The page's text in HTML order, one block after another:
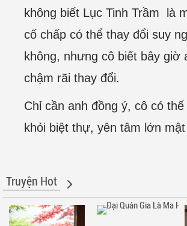
không biết Lục Tinh Trầm là
cố chấp có thể thay đổi suy
không, nhưng cô biết bây giờ
chậm rãi thay đổi.
Chỉ cần anh đồng ý, cô có
khỏi biệt thự, yên tâm lớn mật
Truyện Hot